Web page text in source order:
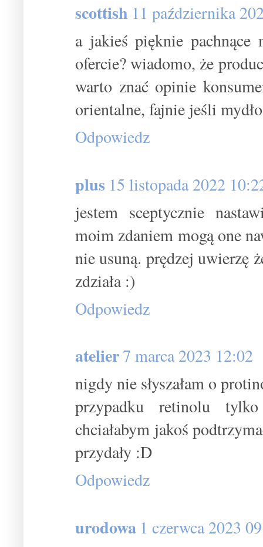
scottish 11 października
a jakieś pięknie
ofercie? wiadomo, że
warto znać opinie
orientalne, fajnie jeśli
Odpowiedz
plus 15 listopada 2022
jestem sceptycznie
moim zdaniem mogą one
nie usuną. prędzej uwierzę
zdziała :)
Odpowiedz
atelier7 marca 2023 12:02
nigdy nie słyszałam o
przypadku retinolu
chciałabym jakoś
przydały :D
Odpowiedz
urodowa 1 czerwca 2023